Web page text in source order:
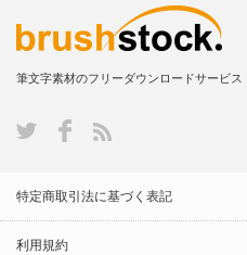
筆文字素材のフリーダウンロードサービス
特定商取引法に基づく表記
利用規約